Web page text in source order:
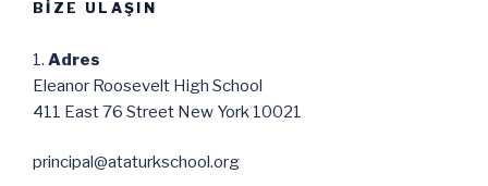
BIZE ULAŞIN
Adres
Eleanor Roosevelt High School
411 East 76 Street New York 10021
principal@ataturkschool.org